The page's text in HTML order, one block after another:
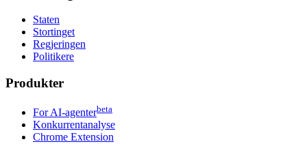
Staten
Stortinget
Regjeringen
Politikere
Produkter
For AI-agenterbeta
Konkurrentanalyse
Chrome Extension